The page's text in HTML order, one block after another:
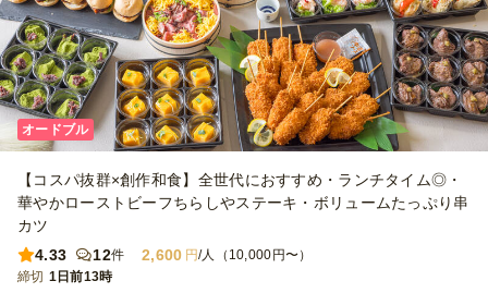
オードブル
【コスパ抜群×創作和食】全世代におすすめ・ランチタイム◎・
華やかローストビーフちらしやステーキ・ボリュームたっぷり串
カツ
4.33
12件 2,600 円/人（10,000円〜）
締切 1日前13時